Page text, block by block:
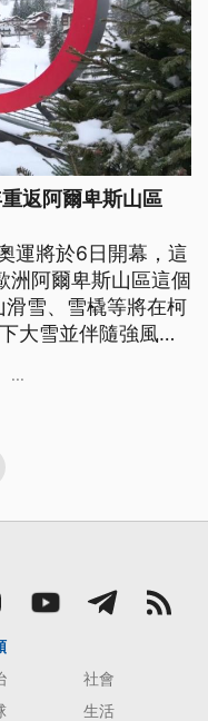
返阿爾卑斯山區
運將於6日開幕，這
洲阿爾卑斯山區這個
雪、雪橇等將在柯
大雪並伴隨強風，
...
社會
生活